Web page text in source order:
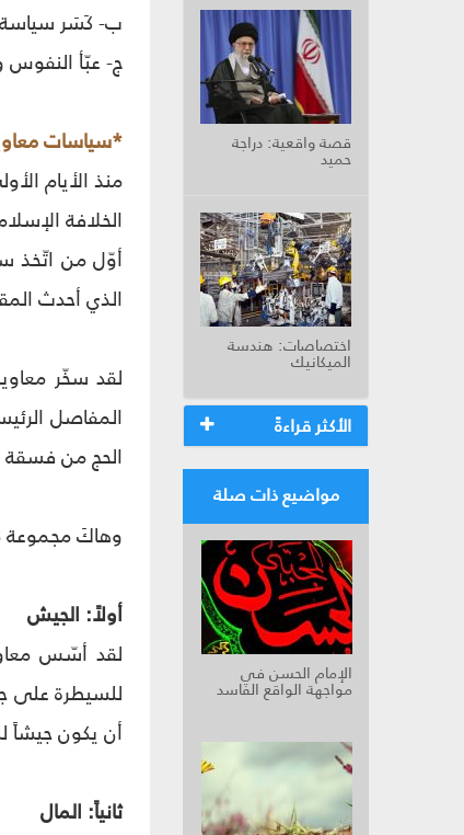
قصة واقعية: دراجة
حميد
اختصاصات: هندسة
الميكانيك
الأكثر قراءةً
مواضيع ذات صلة
الإمام الحسن في
مواجهة الواقع الفاسد
ب- كَسَر سياسة
ج- عبّأ النفوس
*سياسات
منذ الأيام
الذي أحدث المقصورة(3) في المسجد، لتفصله عن
لقد سخّر
المفاصل
الحج من فسقة
وهاكَ مجموعة
أولاً: الجيش
لقد أسّس
للسيطرة على
أن يكون جيشاً
ثانياً: المال